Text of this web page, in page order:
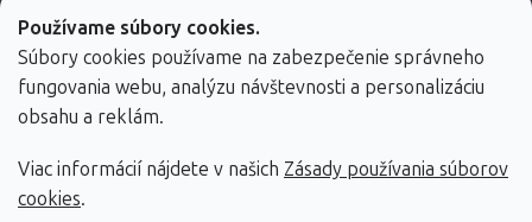
Používame súbory cookies.
Súbory cookies používame na zabezpečenie správneho
fungovania webu, analýzu návštevnosti a personalizáciu
obsahu a reklám.
Viac informácií nájdete v našich Zásady používania súborov
cookies.
Vytvoril Shoptet Premium